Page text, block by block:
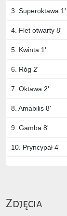
3. Superoktawa 1'
4. Flet otwarty 8'
5. Kwinta 1'
6. Róg 2'
7. Oktawa 2'
8. Amabilis 8'
9. Gamba 8'
10. Pryncypał 4'
Zdjęcia